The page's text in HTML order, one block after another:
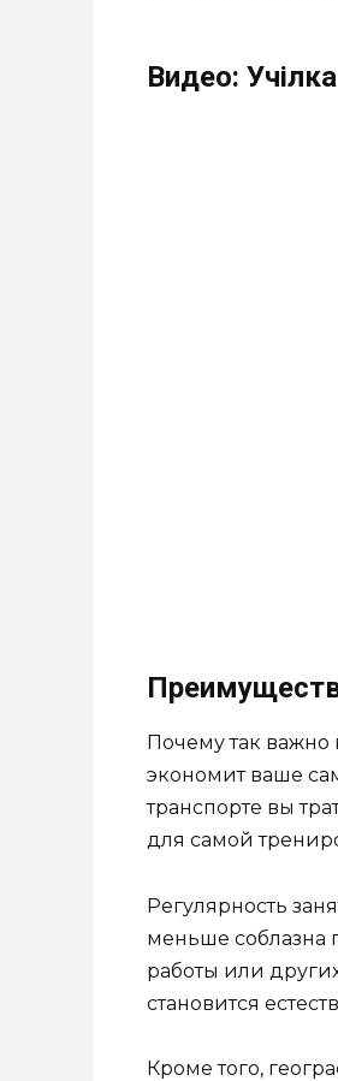
Видео:
Почему так
экономит ваше
транспорте вы
для самой
Регулярность
меньше соблазна
работы или
становится
Кроме того,